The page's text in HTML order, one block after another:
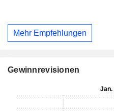
Mehr Empfehlungen
Gewinnrevisionen